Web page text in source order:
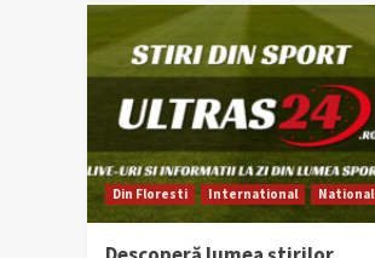
Din Floresti International National